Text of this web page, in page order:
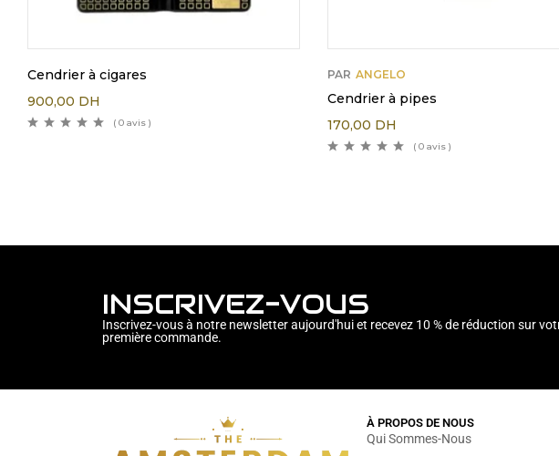
Cendrier à cigares
900,00 DH
( 0 avis )
PAR ANGELO
Cendrier à pipes
170,00 DH
( 0 avis )
INSCRIVEZ-VOUS
Inscrivez-vous à notre newsletter aujourd'hui et recevez 10 % de réduction sur
première commande.
À PROPOS DE NOUS
Qui Sommes-Nous